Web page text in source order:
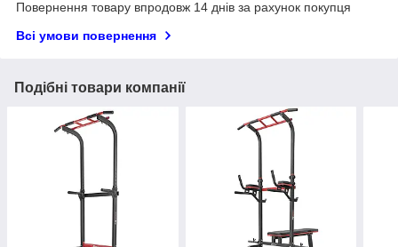
Повернення товару впродовж 14 днів за рахунок покупця
Всі умови повернення
Подібні товари компанії